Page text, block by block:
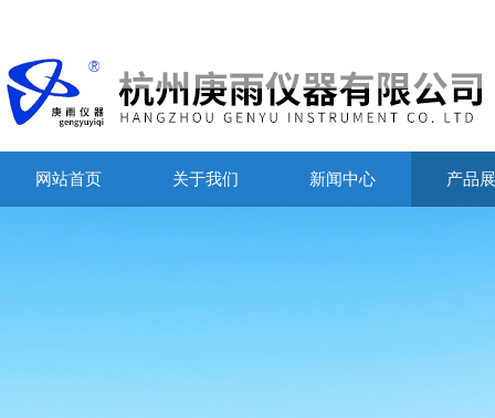
网站首页 关于我们 新闻中心 产品